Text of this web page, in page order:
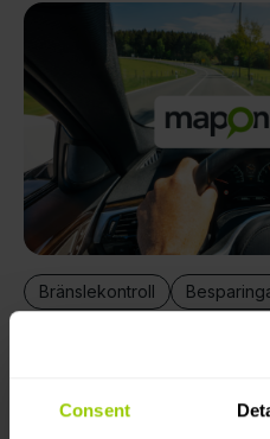
Consent
Bränslekontroll
En praktisk
Hur fordon förbereds